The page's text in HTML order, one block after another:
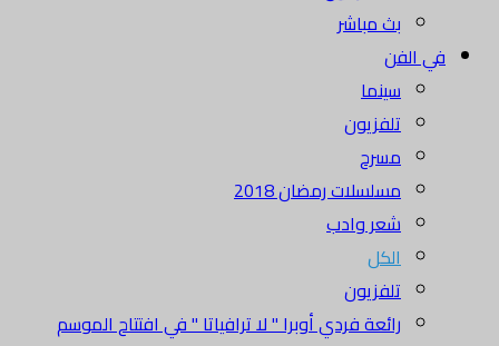
بث مباشر
في الفن
سينما
تلفزيون
مسرح
مسلسلات رمضان 2018
شعر وادب
الكل
تلفزيون
رائعة فردي أوبرا " لا ترافياتا " في افتتاح الموسم